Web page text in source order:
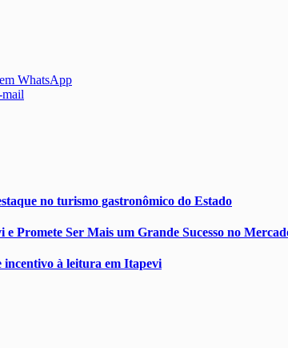
WhatsApp
no turismo gastronômico do Estado
Promete Ser Mais um Grande Sucesso no
incentivo à leitura em Itapevi